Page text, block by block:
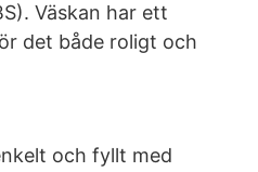
Väskan har ett
det både roligt och
och fyllt med